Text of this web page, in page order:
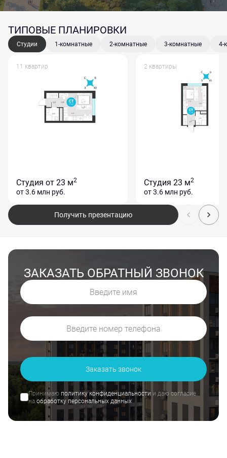
ТИПОВЫЕ ПЛАНИРОВКИ
Студии 1-комнатные 2-комнатные 3-комнатные 4-
11 квартир
Студия от 23 м2
от 3.6 млн руб.
2 квартиры
Студия 23 м2
от 3.6 млн руб.
Получить презентацию
ЗАКАЗАТЬ ОБРАТНЫЙ ЗВОНОК
Заказать звонок
Принимаю политику конфиденциальностии даю согласие
наобработку персональных данных